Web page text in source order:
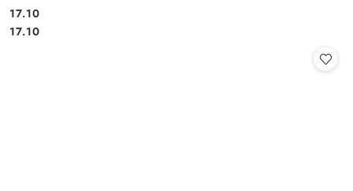
Cena:
17.10
Cena:
17.10